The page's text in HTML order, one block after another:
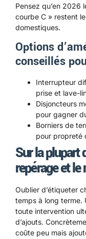
Pensez qu’en 2026
courbe C » restent
domestiques.
Options
conseillés
Interrupteur
prise et lave-
Disjoncteurs
pour gagner
Borniers de
pour propreté
Sur la plupart
repérage et
Oublier d’étiqueter
temps à long terme.
toute intervention
d’ajouts.
coûte peu mais